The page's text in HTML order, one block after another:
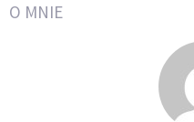
O MNIE